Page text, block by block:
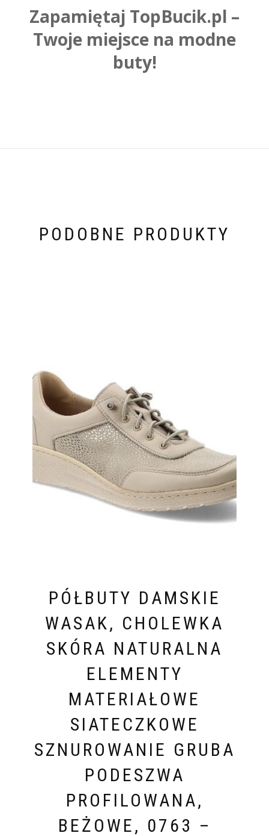
Zapamiętaj TopBucik.pl –
Twoje miejsce na modne
buty!
PODOBNE PRODUKTY
PÓŁBUTY DAMSKIE
WASAK, CHOLEWKA
SKÓRA NATURALNA
ELEMENTY
MATERIAŁOWE
SIATECZKOWE
SZNUROWANIE GRUBA
PODESZWA
PROFILOWANA,
BEŻOWE, 0763 –